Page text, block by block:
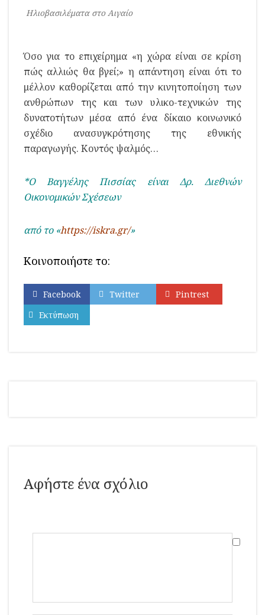
Ηλιοβασιλέματα στο Αιγαίο
Όσο για το επιχείρημα «η χώρα είναι σε κρίση
πώς αλλιώς θα βγεί;» η απάντηση είναι ότι το
μέλλον καθορίζεται από την κινητοποίηση των
ανθρώπων της και των υλικο-τεχνικών της
δυνατοτήτων μέσα από ένα δίκαιο κοινωνικό
σχέδιο ανασυγκρότησης της εθνικής
παραγωγής. Κοντός ψαλμός…
*Ο Βαγγέλης Πισσίας είναι Δρ. Διεθνών
Οικονομικών Σχέσεων
από το «https://iskra.gr/»
Κοινοποιήστε το:
Facebook Twitter
Pintrest
Εκτύπωση
Αφήστε ένα σχόλιο